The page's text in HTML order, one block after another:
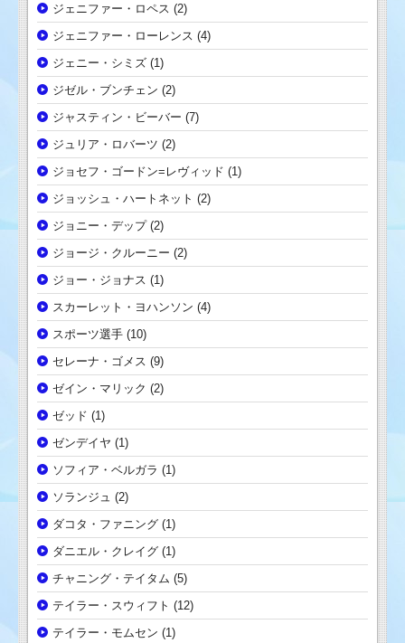
ジェニファー・ロペス (2)
ジェニファー・ローレンス (4)
ジェニー・シミズ (1)
ジゼル・ブンチェン (2)
ジャスティン・ビーバー (7)
ジュリア・ロバーツ (2)
ジョセフ・ゴードン=レヴィッド (1)
ジョッシュ・ハートネット (2)
ジョニー・デップ(2)
ジョージ・クルーニー (2)
ジョー・ジョナス (1)
スカーレット・ヨハンソン (4)
スポーツ選手 (10)
セレーナ・ゴメス (9)
ゼイン・マリック (2)
ゼッド (1)
ゼンデイヤ (1)
ソフィア・ベルガラ (1)
ソランジュ (2)
ダコタ・ファニング (1)
ダニエル・クレイグ (1)
チャニング・テイタム (5)
テイラー・スウィフト (12)
テイラー・モムセン (1)